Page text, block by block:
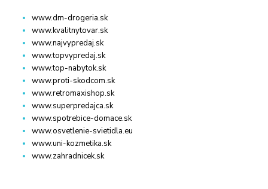
www.dm-drogeria.sk
www.kvalitnytovar.sk
www.najvypredaj.sk
www.topvypredaj.sk
www.top-nabytok.sk
www.proti-skodcom.sk
www.retromaxishop.sk
www.superpredajca.sk
www.spotrebice-domace.sk
www.osvetlenie-svietidla.eu
www.uni-kozmetika.sk
www.zahradnicek.sk